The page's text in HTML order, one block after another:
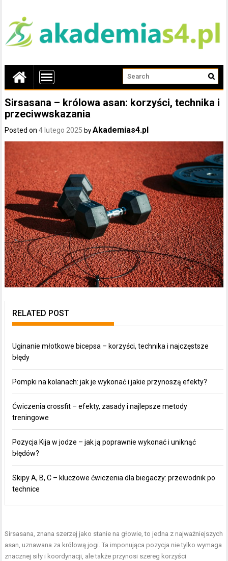
Sirsasana – królowa asan: korzyści, technika i
przeciwwskazania
Posted on4 lutego 2025 byAkademias4.pl
RELATED POST
Uginanie młotkowe bicepsa – korzyści, technika i najczęstsze
błędy
Pompki na kolanach: jak je wykonać i jakie przynoszą efekty?
Ćwiczenia crossfit – efekty, zasady i najlepsze metody
treningowe
Pozycja Kija w jodze – jak ją poprawnie wykonać i uniknąć
błędów?
Skipy A, B, C – kluczowe ćwiczenia dla biegaczy: przewodnik po
technice
Sirsasana, znana szerzej jako stanie na głowie, to jedna z najważniejszych
asan, uznawana za królową jogi. Ta imponująca pozycja nie tylko wymaga
znacznej siły i koordynacji, ale także przynosi szereg korzyści